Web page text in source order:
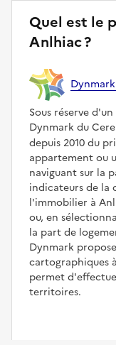
Quel est le
Anlhiac ?
Dynmark
Sous réserve
Dynmark du
depuis 2010 du
appartement ou
naviguant sur la
indicateurs de la
l'immobilier à
ou, en
la part de
Dynmark
cartographiques
permet
territoires.